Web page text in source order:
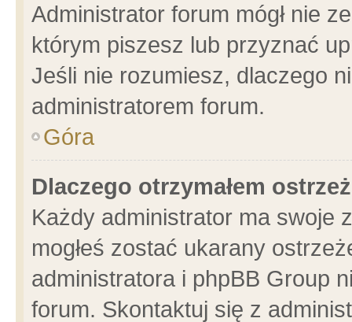
Administrator forum mógł nie
którym piszesz lub przyznać
Jeśli nie rozumiesz, dlaczego
administratorem forum.
Góra
Dlaczego otrzymałem
Każdy administrator ma swoje
mogłeś zostać ukarany
administratora i phpBB Group
forum. Skontaktuj się z